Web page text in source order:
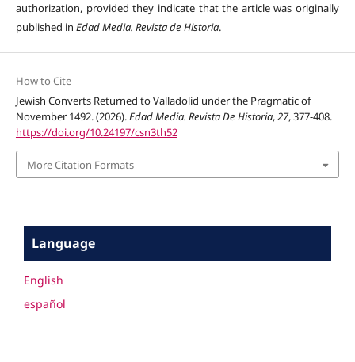
authorization, provided they indicate that the article was originally
published in Edad Media. Revista de Historia.
How to Cite
Jewish Converts Returned to Valladolid under the Pragmatic of
November 1492. (2026).Edad Media. Revista De Historia,27, 377-408.
https://doi.org/10.24197/csn3th52
More Citation Formats
Language
English
español